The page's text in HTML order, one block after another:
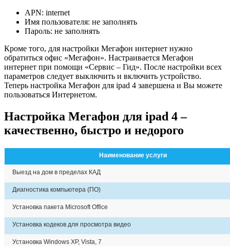
APN: internet
Имя пользователя: не заполнять
Пароль: не заполнять
Кроме того, для настройки Мегафон интернет нужно
обратиться офис «Мегафон». Настраивается Мегафон
интернет при помощи «Сервис – Гид». После настройки всех
параметров следует выключить и включить устройство.
Теперь настройка Мегафон для ipad 4 завершена и Вы можете
пользоваться Интернетом.
Настройка Мегафон для ipad 4 –
качественно, быстро и недорого
Наименование услуги
Выезд на дом в пределах КАД
Диагностика компьютера (ПО)
Установка пакета Microsoft Office
Установка кодеков для просмотра видео
Установка Windows XP, Vista, 7